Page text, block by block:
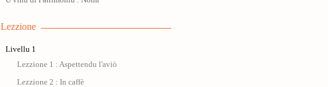
Lezzione
Livellu 1
Lezzione 1 : Aspettendu l'aviò
Lezzione 2 : In caffè